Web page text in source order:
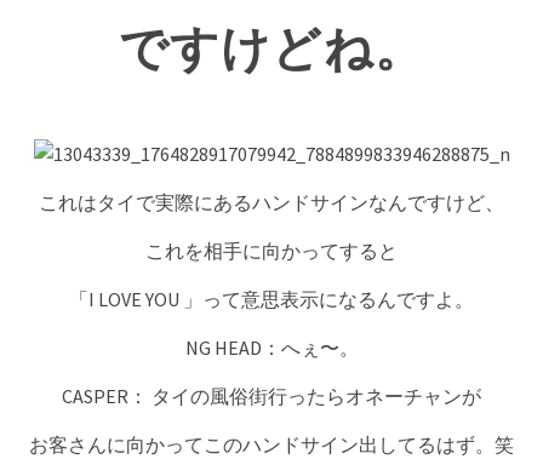
ですけどね。
これはタイで実際にあるハンドサインなんですけど、
これを相手に向かってすると
「I LOVE YOU 」って意思表示になるんですよ。
NG HEAD：へぇ〜。
CASPER： タイの風俗街行ったらオネーチャンが
お客さんに向かってこのハンドサイン出してるはず。笑